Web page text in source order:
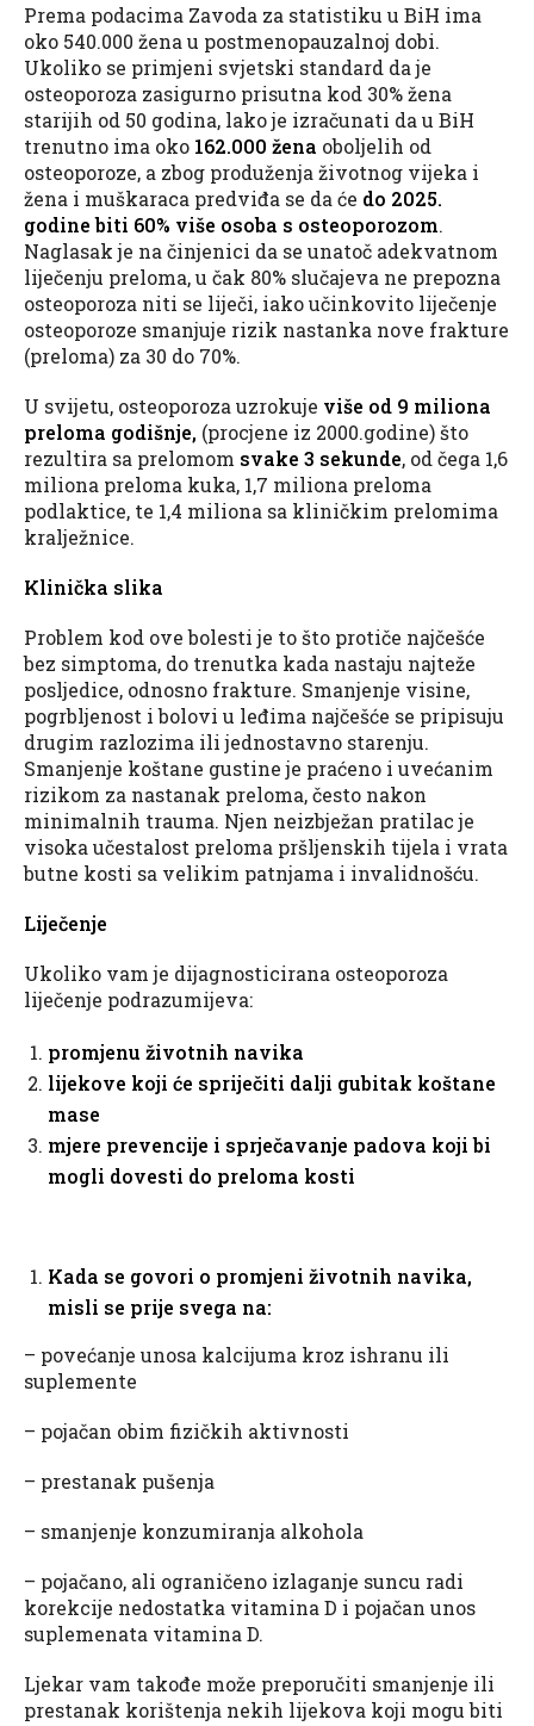
Prema podacima Zavoda za statistiku u BiH ima
oko 540.000 žena u postmenopauzalnoj dobi.
Ukoliko se primjeni svjetski standard da je
osteoporoza zasigurno prisutna kod 30% žena
starijih od 50 godina, lako je izračunati da u BiH
trenutno ima oko 162.000 žena oboljelih od
osteoporoze, a zbog produženja životnog vijeka i
žena i muškaraca predviđa se da će do 2025.
godine biti 60% više osoba s osteoporozom.
Naglasak je na činjenici da se unatoč adekvatnom
liječenju preloma, u čak 80% slučajeva ne prepozna
osteoporoza niti se liječi, iako učinkovito liječenje
osteoporoze smanjuje rizik nastanka nove frakture
(preloma) za 30 do 70%.
U svijetu, osteoporoza uzrokuje više od 9 miliona
preloma godišnje, (procjene iz 2000.godine) što
rezultira sa prelomom svake 3 sekunde, od čega 1,6
miliona preloma kuka, 1,7 miliona preloma
podlaktice, te 1,4 miliona sa kliničkim prelomima
kralježnice.
Klinička slika
Problem kod ove bolesti je to što protiče najčešće
bez simptoma, do trenutka kada nastaju najteže
posljedice, odnosno frakture. Smanjenje visine,
pogrbljenost i bolovi u leđima najčešće se pripisuju
drugim razlozima ili jednostavno starenju.
Smanjenje koštane gustine je praćeno i uvećanim
rizikom za nastanak preloma, često nakon
minimalnih trauma. Njen neizbježan pratilac je
visoka učestalost preloma pršljenskih tijela i vrata
butne kosti sa velikim patnjama i invalidnošću.
Liječenje
Ukoliko vam je dijagnosticirana osteoporoza
liječenje podrazumijeva:
promjenu životnih navika
lijekove koji će spriječiti dalji gubitak koštane
mase
mjere prevencije i sprječavanje padova koji bi
mogli dovesti do preloma kosti
Kada se govori o promjeni životnih navika,
misli se prije svega na:
– povećanje unosa kalcijuma kroz ishranu ili
suplemente
– pojačan obim fizičkih aktivnosti
– prestanak pušenja
– smanjenje konzumiranja alkohola
– pojačano, ali ograničeno izlaganje suncu radi
korekcije nedostatka vitamina D i pojačan unos
suplemenata vitamina D.
Ljekar vam takođe može preporučiti smanjenje ili
prestanak korištenja nekih lijekova koji mogu biti